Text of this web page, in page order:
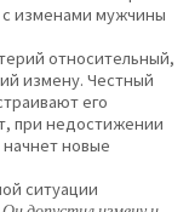
с изменами мужчины
относительный,
измену. Честный
его
при недостижении
начнет новые
ситуации